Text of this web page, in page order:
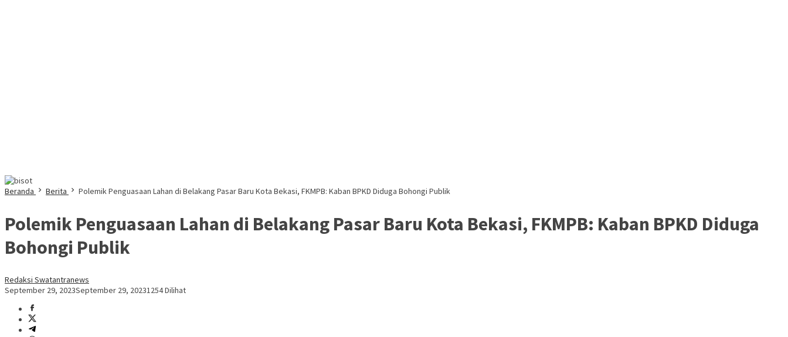
Beranda Berita Polemik Penguasaan Lahan di Belakang Pasar Baru Kota Bekasi, FKMPB: Kaban BPKD Diduga Bohongi Publik
Polemik Penguasaan Lahan di Belakang Pasar Baru Kota Bekasi, FKMPB: Kaban BPKD Diduga
Bohongi Publik
Redaksi Swatantranews
September 29, 2023September 29, 20231254 Dilihat